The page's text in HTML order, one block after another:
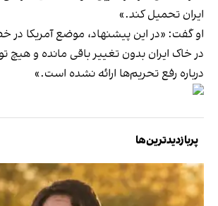
ایران تحمیل کند.»
او گفت: «در این پیشنهاد، موضع آمریکا
در خاک ایران بدون تغییر باقی مانده و
درباره رفع تحریم‌ها ارائه نشده است.»
پربازدیدترین‌ها